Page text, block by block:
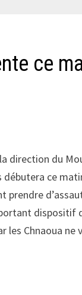
ce
direction du
ce
dispositif
les Chnaoua